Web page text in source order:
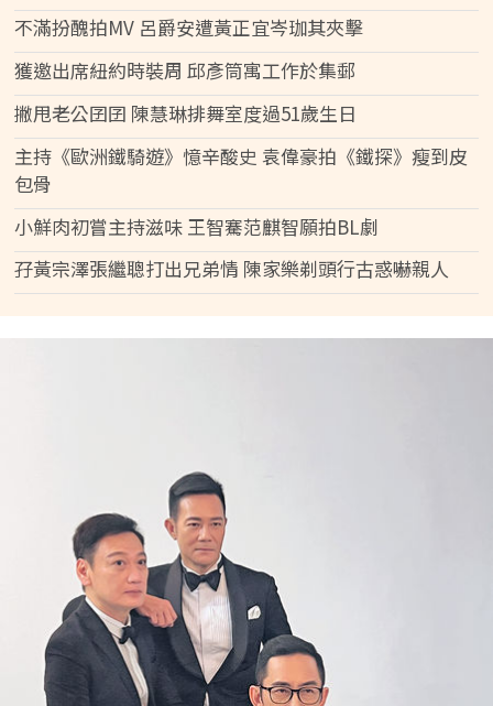
不滿扮醜拍MV 呂爵安遭黃正宜岑珈其夾擊
獲邀出席紐約時裝周 邱彥筒寓工作於集郵
撇甩老公囝囝 陳慧琳排舞室度過51歲生日
主持《歐洲鐵騎遊》憶辛酸史 袁偉豪拍《鐵探》瘦到皮
包骨
小鮮肉初嘗主持滋味 王智騫范麒智願拍BL劇
孖黃宗澤張繼聰打出兄弟情 陳家樂剃頭行古惑嚇親人